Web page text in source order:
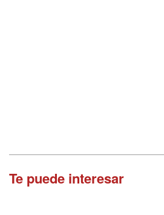
Te puede interesar